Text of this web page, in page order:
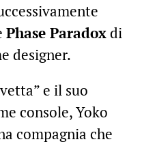
Phase Paradoxdi
designer.
e il suo
console, Yoko
compagnia che